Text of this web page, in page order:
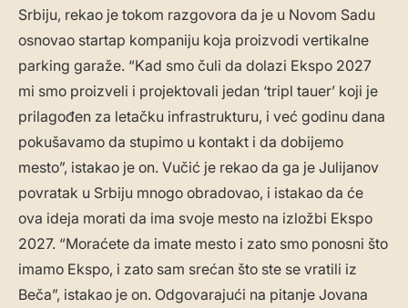
Srbiju, rekao je tokom razgovora da je u Novom Sadu
osnovao startap kompaniju koja proizvodi vertikalne
parking garaže. “Kad smo čuli da dolazi Ekspo 2027
mi smo proizveli i projektovali jedan ‘tripl tauer’ koji je
prilagođen za letačku infrastrukturu, i već godinu dana
pokušavamo da stupimo u kontakt i da dobijemo
mesto”, istakao je on. Vučić je rekao da ga je Julijanov
povratak u Srbiju mnogo obradovao, i istakao da će
ova ideja morati da ima svoje mesto na izložbi Ekspo
2027. “Moraćete da imate mesto i zato smo ponosni što
imamo Ekspo, i zato sam srećan što ste se vratili iz
Beča”, istakao je on. Odgovarajući na pitanje Jovana